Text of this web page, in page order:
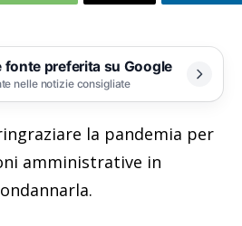
preferita su Google
nelle notizie consigliate
la pandemia per
amministrative in